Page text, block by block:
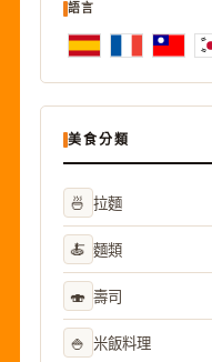
語言
美食分類
🍜 拉麵
🍝 麵類
🍣 壽司
🍚 米飯料理